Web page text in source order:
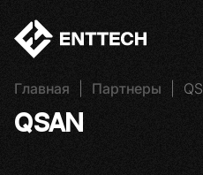
Главная Партнеры
QSAN